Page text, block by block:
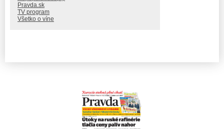
Pravda.sk
TV program
Všetko o víne